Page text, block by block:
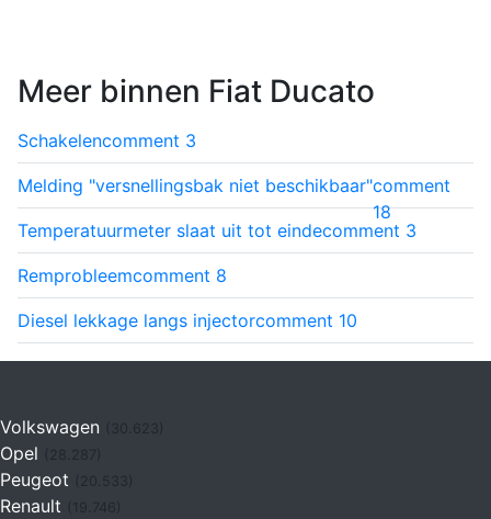
Meer binnen Fiat Ducato
Schakelencomment 3
Melding "versnellingsbak niet beschikbaar"comment
18
Temperatuurmeter slaat uit tot eindecomment 3
Remprobleemcomment 8
Diesel lekkage langs injectorcomment 10
Volkswagen (30.623)
Opel
Peugeot
Renault (19.746)